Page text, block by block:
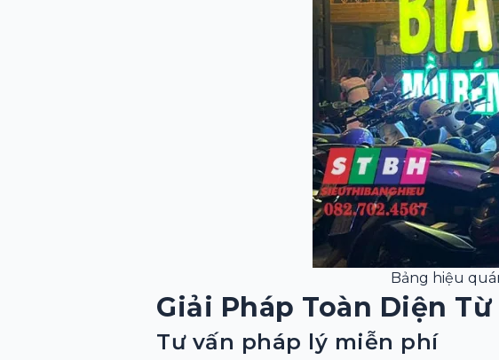
Bảng hiệu
Giải Pháp Toàn Diện
Tư vấn pháp lý miễn phí